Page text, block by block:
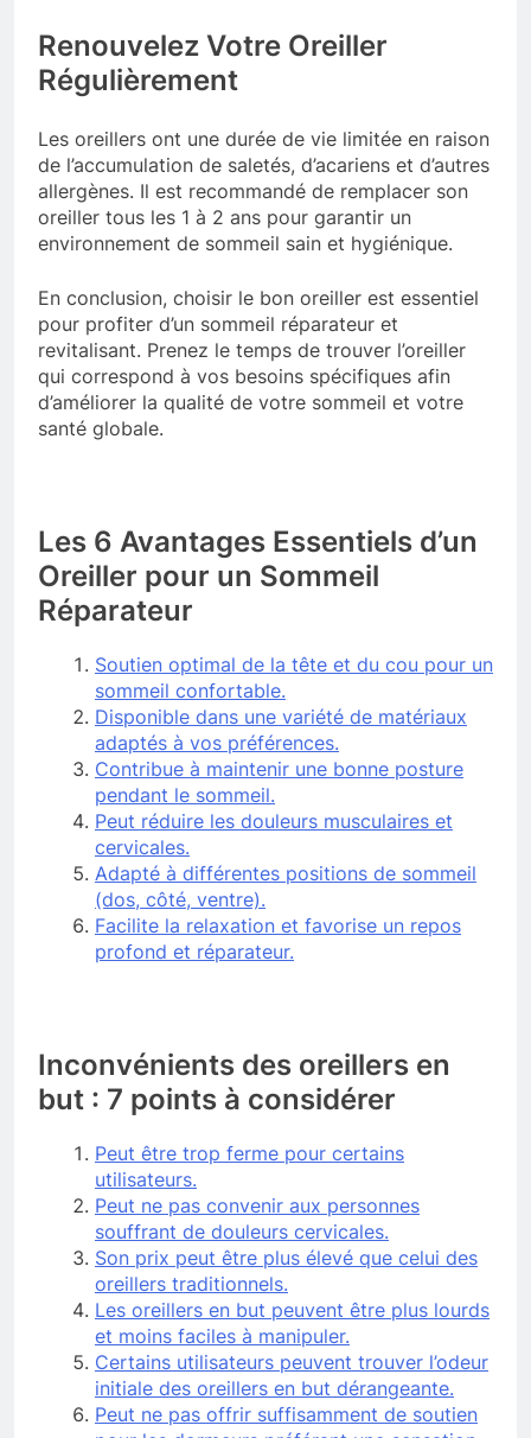
Renouvelez Votre Oreiller
Régulièrement
Les oreillers ont une durée de vie limitée en raison
de l’accumulation de saletés, d’acariens et d’autres
allergènes. Il est recommandé de remplacer son
oreiller tous les 1 à 2 ans pour garantir un
environnement de sommeil sain et hygiénique.
En conclusion, choisir le bon oreiller est essentiel
pour profiter d’un sommeil réparateur et
revitalisant. Prenez le temps de trouver l’oreiller
qui correspond à vos besoins spécifiques afin
d’améliorer la qualité de votre sommeil et votre
santé globale.
Les 6 Avantages Essentiels d’un
Oreiller pour un Sommeil
Réparateur
Soutien optimal de la tête et du cou pour un
sommeil confortable.
Disponible dans une variété de matériaux
adaptés à vos préférences.
Contribue à maintenir une bonne posture
pendant le sommeil.
Peut réduire les douleurs musculaires et
cervicales.
Adapté à différentes positions de sommeil
(dos, côté, ventre).
Facilite la relaxation et favorise un repos
profond et réparateur.
Inconvénients des oreillers en
but : 7 points à considérer
Peut être trop ferme pour certains
utilisateurs.
Peut ne pas convenir aux personnes
souffrant de douleurs cervicales.
Son prix peut être plus élevé que celui des
oreillers traditionnels.
Les oreillers en but peuvent être plus lourds
et moins faciles à manipuler.
Certains utilisateurs peuvent trouver l’odeur
initiale des oreillers en but dérangeante.
Peut ne pas offrir suffisamment de soutien